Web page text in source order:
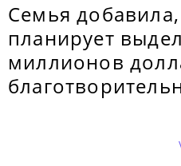
Семья
планирует
миллионов